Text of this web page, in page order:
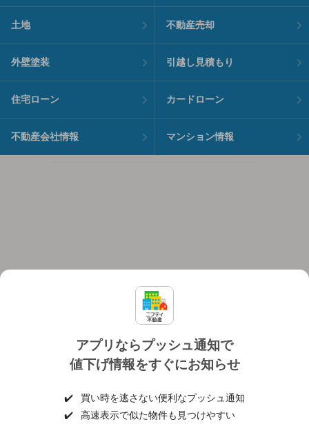
アプリならプッシュ通知で
値下げ情報をすぐにお知らせ
✔️
買い時を逃さない便利なプッシュ通知
✔️
高速表示で似た物件も見つけやすい
土地 不動産売却
外壁塗装 引越し見積もり
住宅ローン カードローン
不動産会社情報 マンション情報
個人情報保護ポリシー 利用規約
ヘルプ・お問い合わせ 採用情報